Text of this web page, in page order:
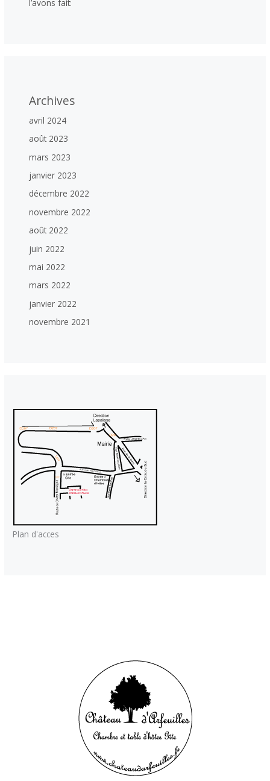
l’avons fait:
Archives
avril 2024
août 2023
mars 2023
janvier 2023
décembre 2022
novembre 2022
août 2022
juin 2022
mai 2022
mars 2022
janvier 2022
novembre 2021
Plan d'acces